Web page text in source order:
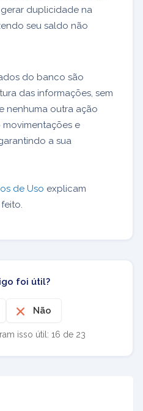
duplicidade na
seu saldo não
do banco são
das informações, sem
nenhuma outra ação
e
a sua
de Uso explicam
foi útil?
Não
isso útil: 16 de 23